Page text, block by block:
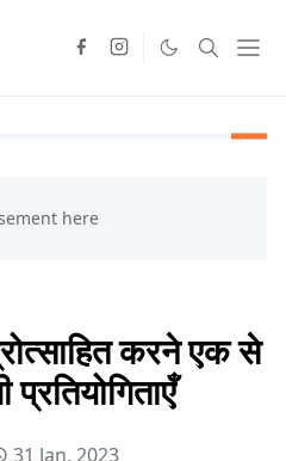
करने एक से
31 Jan, 2023